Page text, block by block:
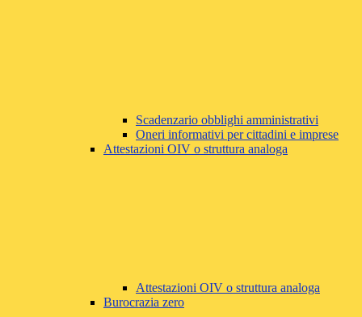
Scadenzario obblighi amministrativi
Oneri informativi per cittadini e imprese
Attestazioni OIV o struttura analoga
Attestazioni OIV o struttura analoga
Burocrazia zero